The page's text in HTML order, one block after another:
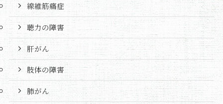
線維筋痛症
聴力の障害
肝がん
肢体の障害
肺がん